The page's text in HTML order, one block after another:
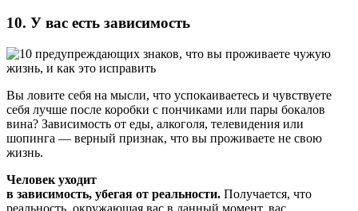
10. У вас есть зависимость
Вы ловите себя на мысли, что успокаиваетесь и чувствуете
себя лучше после коробки с пончиками или пары бокалов
вина? Зависимость от еды, алкоголя, телевидения или
шопинга — верный признак, что вы проживаете не свою
жизнь.
Человек уходит
в зависимость, убегая от реальности. Получается, что